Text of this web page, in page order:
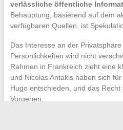
verlässliche öffentliche
Behauptung, basierend auf dem
verfügbaren Quellen, ist
Das Interesse an der
Persönlichkeiten wird nicht
Rahmen in Frankreich zieht eine
und Nicolas Antakis haben sich
Hugo entschieden, und das
Vorgehen.